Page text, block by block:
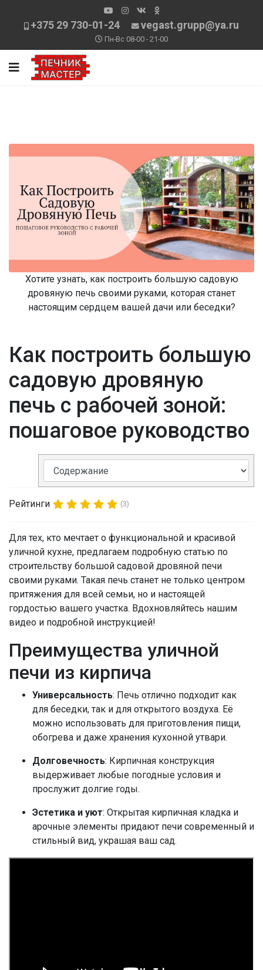
+375 29 730-01-24 vegast.grupp@ya.ru
Пн-Вс 08-00 - 21-00
Хотите узнать, как построить большую садовую
дровяную печь своими руками, которая станет
настоящим сердцем вашей дачи или беседки?
Как построить большую
садовую дровяную
печь с рабочей зоной:
пошаговое руководство
Рейтинги (3)
Для тех, кто мечтает о функциональной и красивой
уличной кухне, предлагаем подробную статью по
строительству большой садовой дровяной печи
своими руками. Такая печь станет не только центром
притяжения для всей семьи, но и настоящей
гордостью вашего участка. Вдохновляйтесь нашим
видео и подробной инструкцией!
Преимущества уличной
печи из кирпича
Универсальность: Печь отлично подходит как
для беседки, так и для открытого воздуха. Её
можно использовать для приготовления пищи,
обогрева и даже хранения кухонной утвари.
Долговечность: Кирпичная конструкция
выдерживает любые погодные условия и
прослужит долгие годы.
Эстетика и уют: Открытая кирпичная кладка и
арочные элементы придают печи современный и
стильный вид, украшая ваш сад.